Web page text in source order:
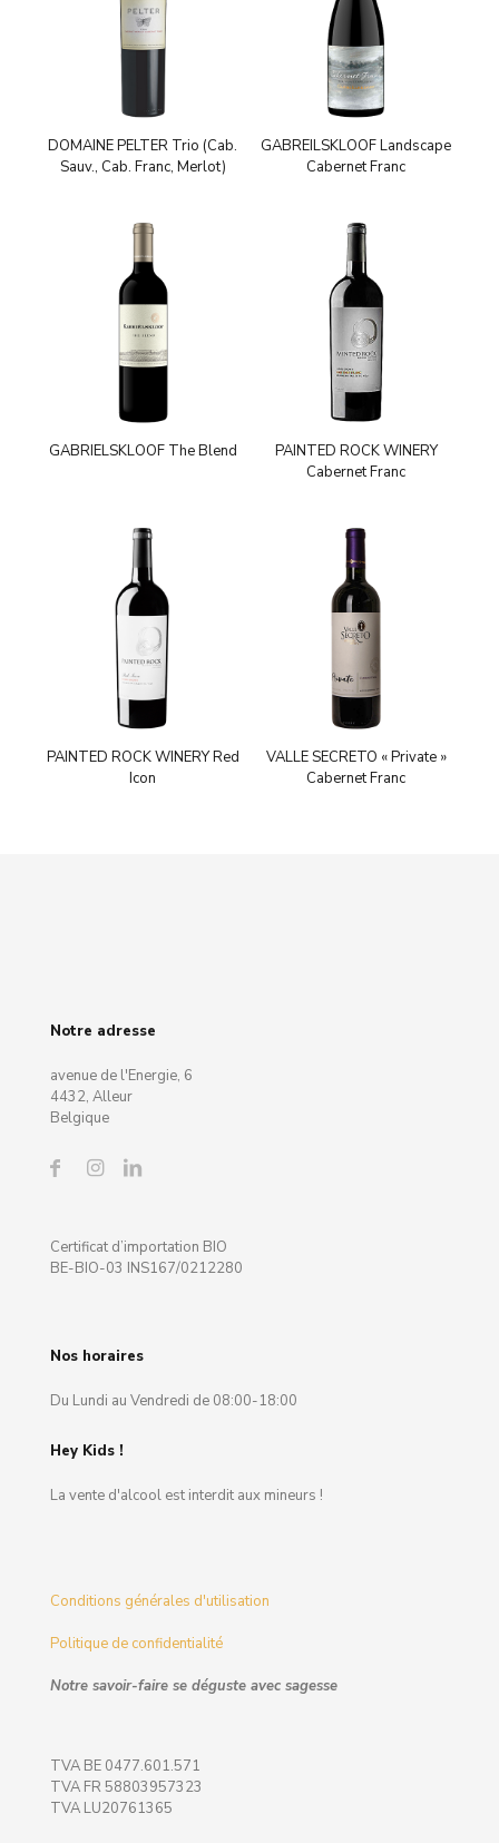
DOMAINE PELTER Trio (Cab.
Sauv., Cab. Franc, Merlot)
GABREILSKLOOF Landscape
Cabernet Franc
GABRIELSKLOOF The Blend
PAINTED ROCK WINERY
Cabernet Franc
PAINTED ROCK WINERY Red
Icon
VALLE SECRETO « Private »
Cabernet Franc
Notre adresse
avenue de l'Energie, 6
4432, Alleur
Belgique
Certificat d’importation BIO
BE-BIO-03 INS167/0212280
Nos horaires
Du Lundi au Vendredi de 08:00-18:00
Hey Kids !
La vente d'alcool est interdit aux mineurs !
Conditions générales d'utilisation
Politique de confidentialité
Notre savoir-faire se déguste avec sagesse
TVA BE 0477.601.571
TVA FR 58803957323
TVA LU20761365